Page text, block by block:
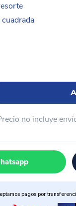
no incluye
pagos por